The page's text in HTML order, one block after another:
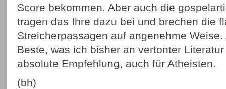
Score bekommen. Aber auch die
tragen das Ihre dazu bei und brechen die
Streicherpassagen auf angenehme
Beste, was ich bisher an vertonter
absolute Empfehlung, auch für Atheisten.
(bh)